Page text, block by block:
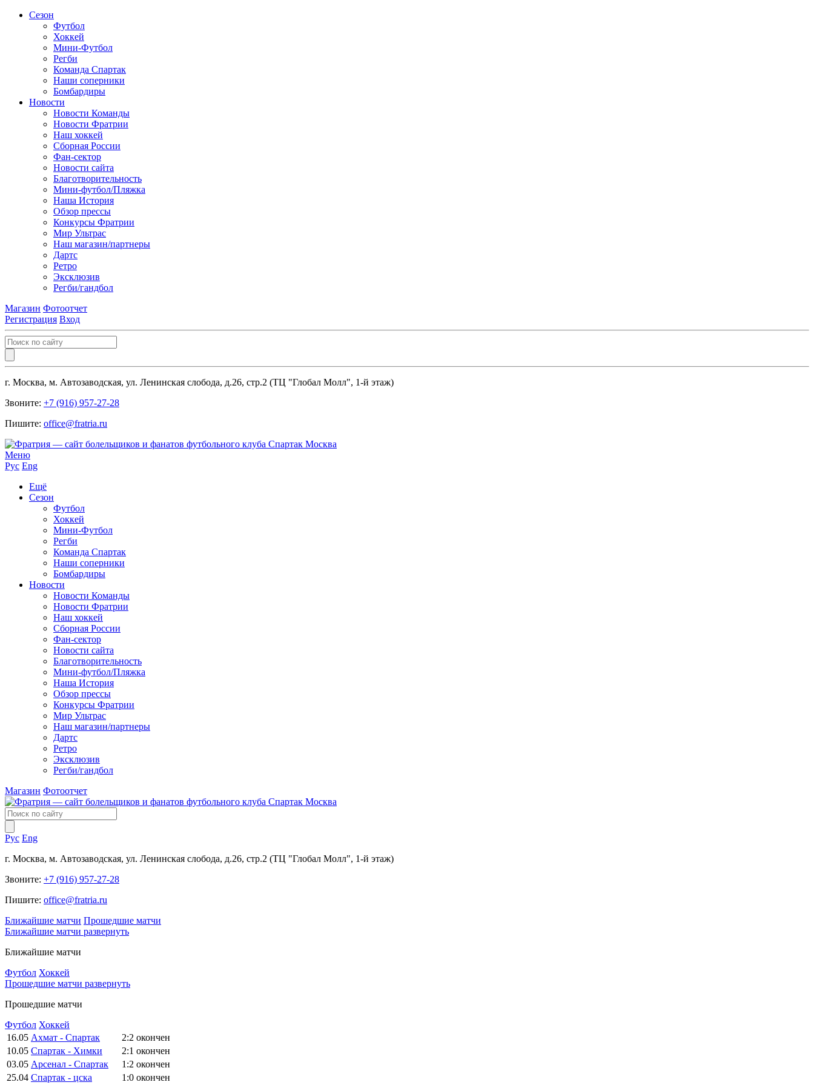
Сезон
Футбол
Хоккей
Мини-Футбол
Регби
Команда Спартак
Наши соперники
Бомбардиры
Новости
Новости Команды
Новости Фратрии
Наш хоккей
Сборная России
Фан-cектор
Новости сайта
Благотворительность
Мини-футбол/Пляжка
Наша История
Обзор прессы
Конкурсы Фратрии
Мир Ультрас
Наш магазин/партнеры
Дартс
Ретро
Эксклюзив
Регби/гандбол
Магазин Фотоотчет
Регистрация Вход
г. Москва, м. Автозаводская, ул. Ленинская слобода, д.26, стр.2 (ТЦ "Глобал Молл", 1-й этаж)
Звоните: +7 (916) 957-27-28
Пишите: office@fratria.ru
Меню
Рус Eng
Ещё
Сезон
Футбол
Хоккей
Мини-Футбол
Регби
Команда Спартак
Наши соперники
Бомбардиры
Новости
Новости Команды
Новости Фратрии
Наш хоккей
Сборная России
Фан-cектор
Новости сайта
Благотворительность
Мини-футбол/Пляжка
Наша История
Обзор прессы
Конкурсы Фратрии
Мир Ультрас
Наш магазин/партнеры
Дартс
Ретро
Эксклюзив
Регби/гандбол
Магазин Фотоотчет
Рус Eng
г. Москва, м. Автозаводская, ул. Ленинская слобода, д.26, стр.2 (ТЦ "Глобал Молл", 1-й этаж)
Звоните: +7 (916) 957-27-28
Пишите: office@fratria.ru
Ближайшие матчи Прошедшие матчи
Ближайшие матчи развернуть
Ближайшие матчи
Футбол Хоккей
Прошедшие матчи развернуть
Прошедшие матчи
Футбол Хоккей
16.05 Ахмат - Спартак 2:2 окончен
10.05 Спартак - Химки 2:1 окончен
03.05 Арсенал - Спартак 1:2 окончен
25.04 Спартак - цска 1:0 окончен